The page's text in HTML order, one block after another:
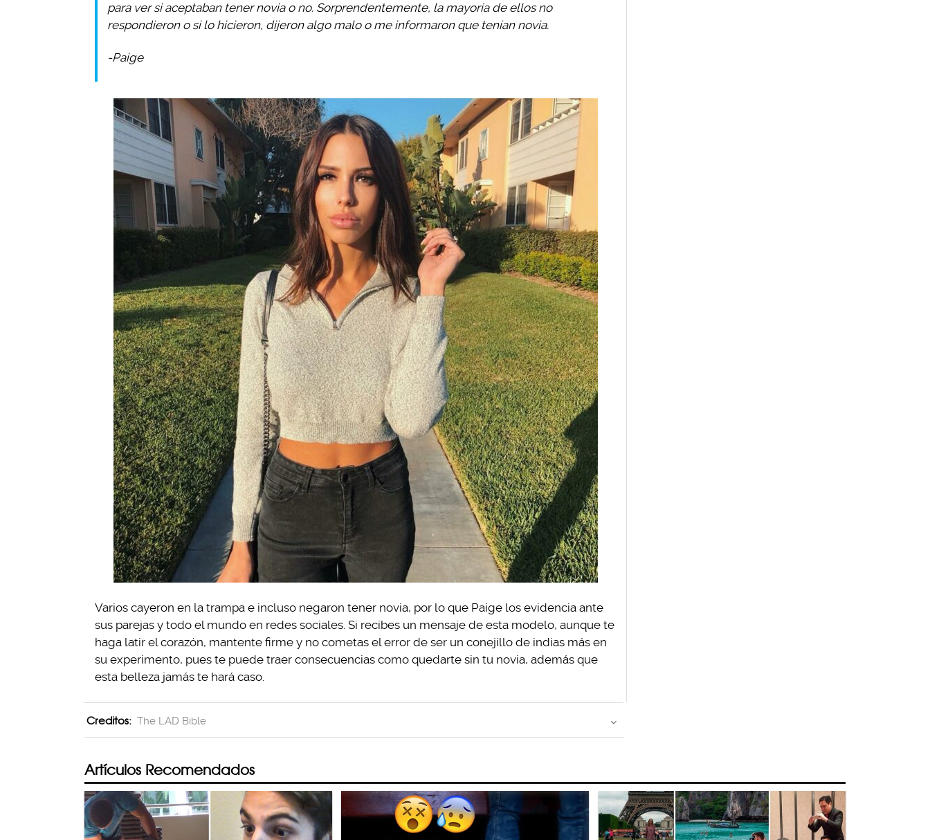
para ver si aceptaban tener novia o no. Sorprendentemente, la mayoría de ellos no
respondieron o si lo hicieron, dijeron algo malo o me informaron que tenían novia.
-Paige
Varios cayeron en la trampa e incluso negaron tener novia, por lo que Paige los evidencia ante
sus parejas y todo el mundo en redes sociales. Si recibes un mensaje de esta modelo, aunque te
haga latir el corazón, mantente firme y no cometas el error de ser un conejillo de indias más en
su experimento, pues te puede traer consecuencias como quedarte sin tu novia, además que
esta belleza jamás te hará caso.
Creditos: The LAD Bible
Artículos Recomendados